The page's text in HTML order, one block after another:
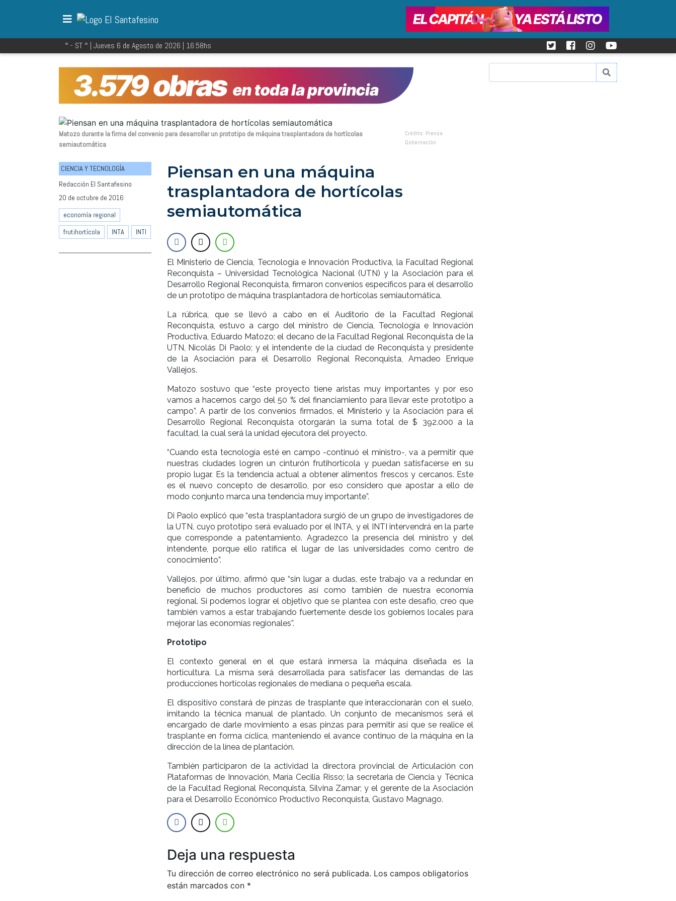
° - ST ° | Jueves 6 de Agosto de 2026 | 16:58hs
Matozo durante la firma del convenio para desarrollar un prototipo de máquina trasplantadora de hortícolas
semiautomática
Crédito: Prensa
Gobernación
CIENCIA Y TECNOLOGÍA
Redacción El Santafesino
20 de octubre de 2016
economía regional
frutihortícola
INTA INTI
Piensan en una máquina
trasplantadora de hortícolas
semiautomática
El Ministerio de Ciencia, Tecnología e Innovación Productiva, la Facultad Regional
Reconquista – Universidad Tecnológica Nacional (UTN) y la Asociación para el
Desarrollo Regional Reconquista, firmaron convenios específicos para el desarrollo
de un prototipo de máquina trasplantadora de hortícolas semiautomática.
La rúbrica, que se llevó a cabo en el Auditorio de la Facultad Regional
Reconquista, estuvo a cargo del ministro de Ciencia, Tecnología e Innovación
Productiva, Eduardo Matozo; el decano de la Facultad Regional Reconquista de la
UTN, Nicolás Di Paolo; y el intendente de la ciudad de Reconquista y presidente
de la Asociación para el Desarrollo Regional Reconquista, Amadeo Enrique
Vallejos.
Matozo sostuvo que “este proyecto tiene aristas muy importantes y por eso
vamos a hacernos cargo del 50 % del financiamiento para llevar este prototipo a
campo”. A partir de los convenios firmados, el Ministerio y la Asociación para el
Desarrollo Regional Reconquista otorgarán la suma total de $ 392.000 a la
facultad, la cual será la unidad ejecutora del proyecto.
“Cuando esta tecnología esté en campo -continuó el ministro-, va a permitir que
nuestras ciudades logren un cinturón frutihortícola y puedan satisfacerse en su
propio lugar. Es la tendencia actual a obtener alimentos frescos y cercanos. Este
es el nuevo concepto de desarrollo, por eso considero que apostar a ello de
modo conjunto marca una tendencia muy importante”.
Di Paolo explicó que “esta trasplantadora surgió de un grupo de investigadores de
la UTN, cuyo prototipo será evaluado por el INTA, y el INTI intervendrá en la parte
que corresponde a patentamiento. Agradezco la presencia del ministro y del
intendente, porque ello ratifica el lugar de las universidades como centro de
conocimiento”.
Vallejos, por último, afirmó que “sin lugar a dudas, este trabajo va a redundar en
beneficio de muchos productores así como también de nuestra economía
regional. Si podemos lograr el objetivo que se plantea con este desafío, creo que
también vamos a estar trabajando fuertemente desde los gobiernos locales para
mejorar las economías regionales”.
Prototipo
El contexto general en el que estará inmersa la máquina diseñada es la
horticultura. La misma será desarrollada para satisfacer las demandas de las
producciones hortícolas regionales de mediana o pequeña escala.
El dispositivo constará de pinzas de trasplante que interaccionarán con el suelo,
imitando la técnica manual de plantado. Un conjunto de mecanismos será el
encargado de darle movimiento a esas pinzas para permitir así que se realice el
trasplante en forma cíclica, manteniendo el avance continuo de la máquina en la
dirección de la línea de plantación.
También participaron de la actividad la directora provincial de Articulación con
Plataformas de Innovación, María Cecilia Risso; la secretaria de Ciencia y Técnica
de la Facultad Regional Reconquista, Silvina Zamar; y el gerente de la Asociación
para el Desarrollo Económico Productivo Reconquista, Gustavo Magnago.
Deja una respuesta
Tu dirección de correo electrónico no será publicada. Los campos obligatorios
están marcados con *